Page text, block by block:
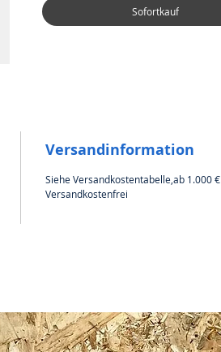
Sofortkauf
Versandinformation
Siehe Versandkostentabelle,ab 1.000 €
Versandkostenfrei